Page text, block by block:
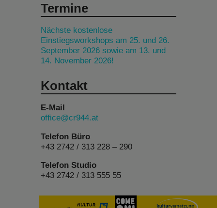
Termine
Nächste kostenlose
Einstiegsworkshops am 25. und 26.
September 2026 sowie am 13. und
14. November 2026!
Kontakt
E-Mail
office@cr944.at
Telefon Büro
+43 2742 / 313 228 – 290
Telefon Studio
+43 2742 / 313 555 55